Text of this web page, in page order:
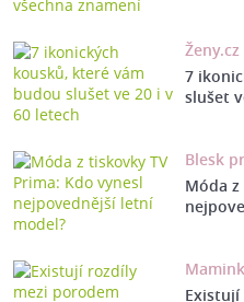
Ženy.cz
7
slušet
Blesk
Móda